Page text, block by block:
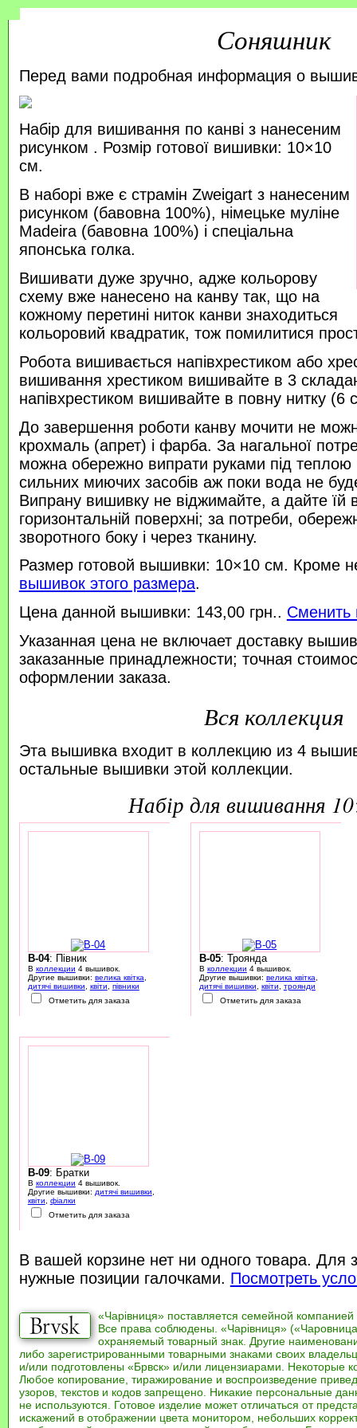
Соняшник
Перед вами подробная информация о
Набір для вишивання по канві з нанесеним
рисунком . Розмір готової вишивки: 10×10
см.
В наборі вже є страмін Zweigart з нанесеним
рисунком (бавовна 100%), німецьке муліне
Madeira (бавовна 100%) і спеціальна
японська голка.
Вишивати дуже зручно, адже кольорову
схему вже нанесено на канву так, що на
кожному перетині ниток канви знаходиться
кольоровий квадратик, тож помилитися
Робота вишивається напівхрестиком або
вишивання хрестиком вишивайте в 3
напівхрестиком вишивайте в повну нитку (6
До завершення роботи канву мочити не
крохмаль (апрет) і фарба. За нагальної
можна обережно випрати руками під
сильних миючих засобів аж поки вода не
Випрану вишивку не віджимайте, а дайте їй
горизонтальній поверхні; за потреби,
зворотного боку і через тканину.
Размер готовой вышивки: 10×10 см. Кроме
вышивок этого размера.
Цена данной вышивки: 143,00 грн.. Сменить
Указанная цена не включает доставку
заказанные принадлежности; точная
оформлении заказа.
Вся коллекция
Эта вышивка входит в коллекцию из 4
остальные вышивки этой коллекции.
набір для вишивання
B-04: Півник
В коллекции 4 вышивок.
Другие вышивки: велика квітка
дитячі вишивки
квіти
півники
Отметить для заказа
B-05: Троянда
В коллекции 4 вышивок.
Другие вышивки: велика квітка
дитячі вишивки
квіти
троянди
Отметить для заказа
B-09: Братки
В коллекции 4 вышивок.
Другие вышивки: дитячі вишивки
квіти
фіалки
Отметить для заказа
В вашей корзине нет ни одного товара. Для
нужные позиции галочками. Посмотреть
«Чарівниця» поставляется семейной компанией
Все права соблюдены. «Чарівниця»
охраняемый товарный знак. Другие
либо зарегистрированными товарными знаками своих
и/или подготовлены «Брвск» и/или лицензиарами. Некоторые
Любое копирование, тиражирование и воспроизведение
узоров, текстов и кодов запрещено. Никакие персональные
не используются. Готовое изделие может отличаться от
искажений в отображении цвета монитором, небольших